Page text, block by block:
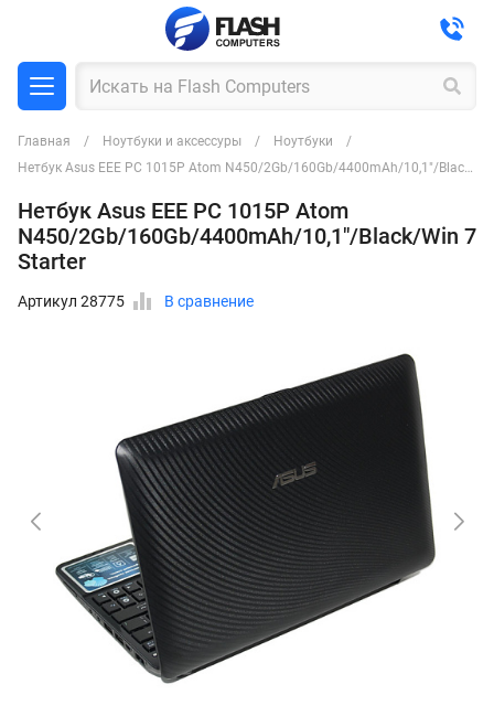
Главная Ноутбуки и аксессуры
Ноутбуки
Нетбук Asus EEE PC 1015P Atom N450/2Gb/160Gb/4400mAh/10,1"/Black/Win 7 Starter
Нетбук Asus EEE PC 1015P Atom
N450/2Gb/160Gb/4400mAh/10,1"/Black/Win 7
Starter
Артикул 28775 В сравнение